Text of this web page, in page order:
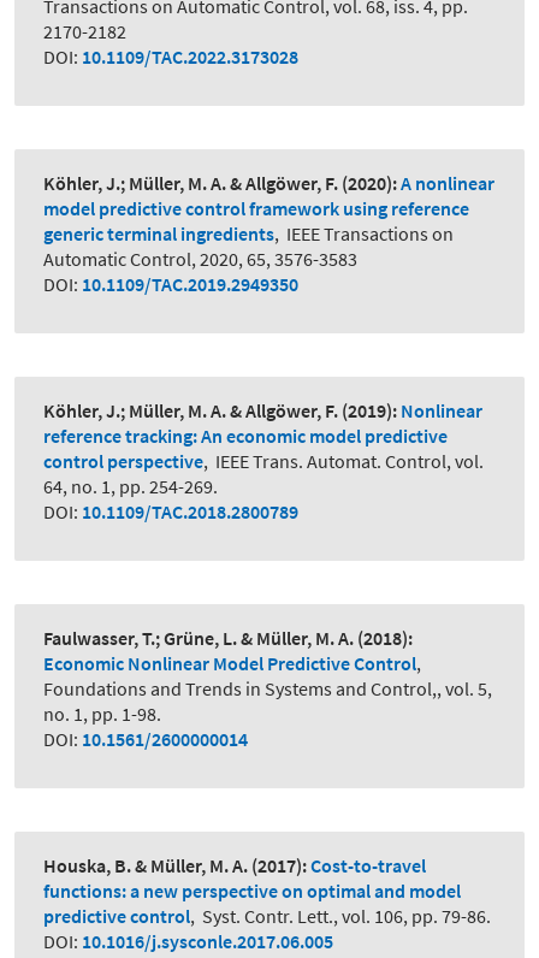
Transactions on Automatic Control, vol. 68, iss. 4, pp.
2170-2182
DOI: 10.1109/TAC.2022.3173028
Köhler, J.; Müller, M. A. & Allgöwer, F. (2020):A nonlinear
model predictive control framework using reference
generic terminal ingredients, IEEE Transactions on
Automatic Control, 2020, 65, 3576-3583
DOI: 10.1109/TAC.2019.2949350
Köhler, J.; Müller, M. A. & Allgöwer, F. (2019): Nonlinear
reference tracking: An economic model predictive
control perspective, IEEE Trans. Automat. Control, vol.
64, no. 1, pp. 254-269.
DOI: 10.1109/TAC.2018.2800789
Faulwasser, T.; Grüne, L. & Müller, M. A. (2018):
Economic Nonlinear Model Predictive Control,
Foundations and Trends in Systems and Control,, vol. 5,
no. 1, pp. 1-98.
DOI: 10.1561/2600000014
Houska, B. & Müller, M. A. (2017):Cost-to-travel
functions: a new perspective on optimal and model
predictive control, Syst. Contr. Lett., vol. 106, pp. 79-86.
DOI: 10.1016/j.sysconle.2017.06.005